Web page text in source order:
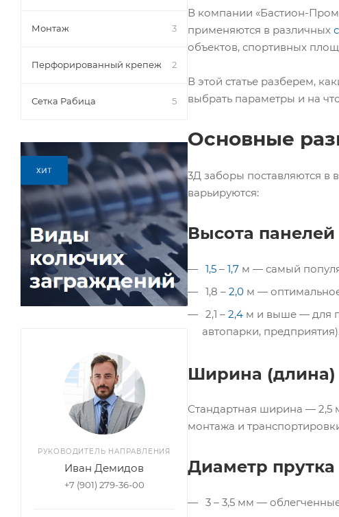
В компании «Бастион-
применяются в различных
объектов, спортивных
В этой статье разберем,
выбрать параметры и на
Основные
3Д заборы поставляются в
варьируются:
Высота панелей
1,5 – 1,7 м — самый
1,8 – 2,0 м —
2,1 – 2,4 м и выше — для
автопарки,
Ширина (длина)
Стандартная ширина — 2,5
монтажа и
Диаметр
3 – 3,5 мм —
Монтаж 3
Перфорированный крепеж 2
Сетка Рабица 5
РУКОВОДИТЕЛЬ НАПРАВЛЕНИЯ
Иван Демидов
+7 (901) 279-36-00